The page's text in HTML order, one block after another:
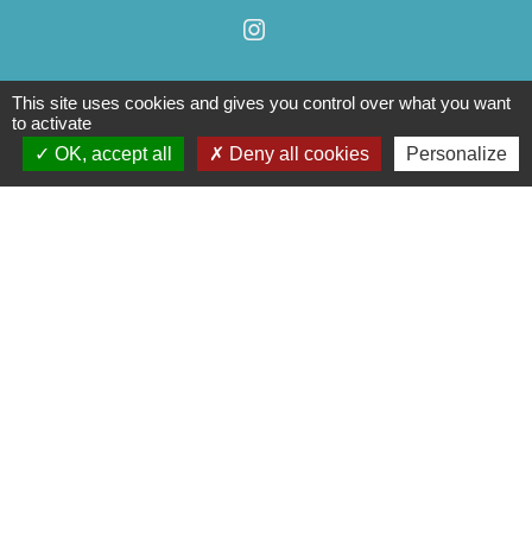
Liens
This site uses cookies and gives you control over what you want
to activate
OK, accept all
Deny all cookies Personalize